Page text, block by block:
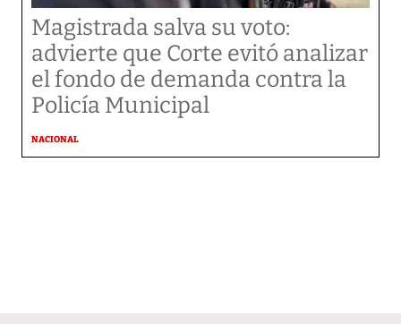
Magistrada salva su voto:
advierte que Corte evitó analizar
el fondo de demanda contra la
Policía Municipal
NACIONAL